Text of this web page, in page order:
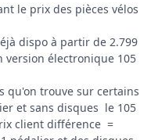
le prix des pièces vélos
dispo à partir de 2.799
version électronique 105
qu'on trouve sur certains
et sans disques le 105
client différence =